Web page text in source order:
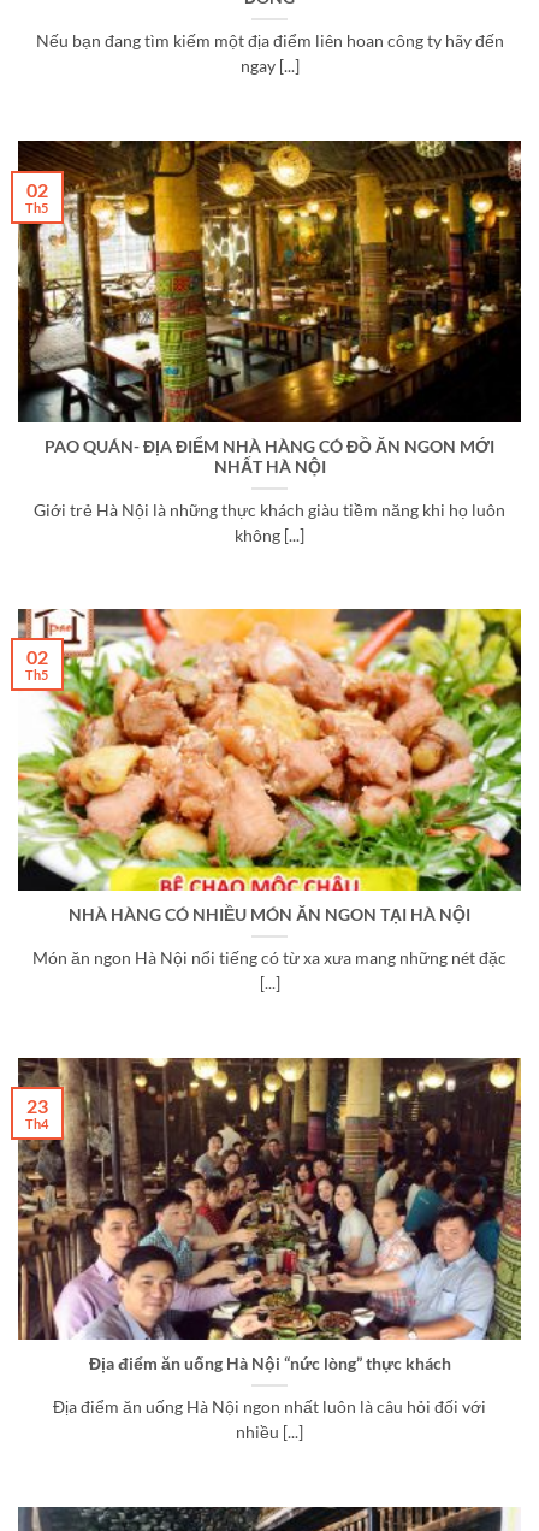
Nếu bạn đang tìm kiếm một địa điểm liên hoan công ty hãy đến
ngay [...]
PAO QUÁN- ĐỊA ĐIỂM NHÀ HÀNG CÓ ĐỒ ĂN NGON MỚI
NHẤT HÀ NỘI
Giới trẻ Hà Nội là những thực khách giàu tiềm năng khi họ luôn
không [...]
02
Th5
NHÀ HÀNG CÓ NHIỀU MÓN ĂN NGON TẠI HÀ NỘI
Món ăn ngon Hà Nội nổi tiếng có từ xa xưa mang những nét đặc
[...]
02
Th5
Địa điểm ăn uống Hà Nội “nức lòng” thực khách
Địa điểm ăn uống Hà Nội ngon nhất luôn là câu hỏi đối với
nhiều [...]
23
Th4